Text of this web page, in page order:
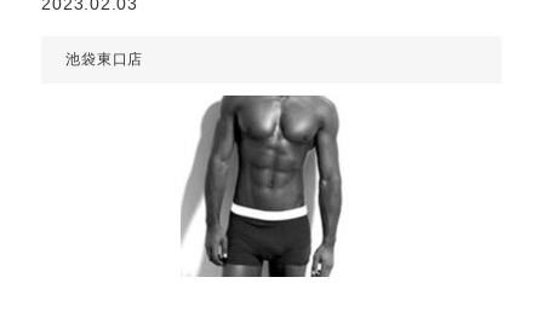
池袋東口店